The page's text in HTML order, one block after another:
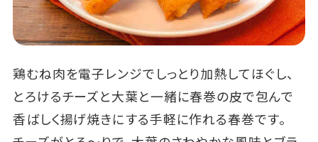
鶏むね肉を電子レンジでしっとり加熱してほぐし、
とろけるチーズと大葉と一緒に春巻の皮で包んで
香ばしく揚げ焼きにする手軽に作れる春巻です。